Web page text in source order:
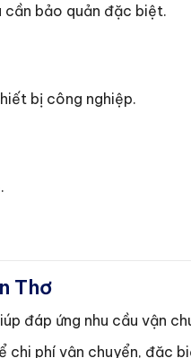
cần bảo quản đặc biệt.
bị công nghiệp.
Thơ
đáp ứng nhu cầu vận
chi phí vận chuyển, đặc